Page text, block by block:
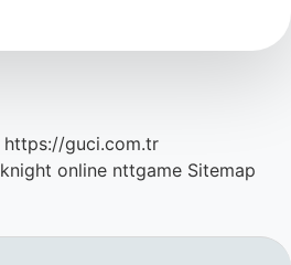
https://guci.com.tr
knight online nttgame Sitemap